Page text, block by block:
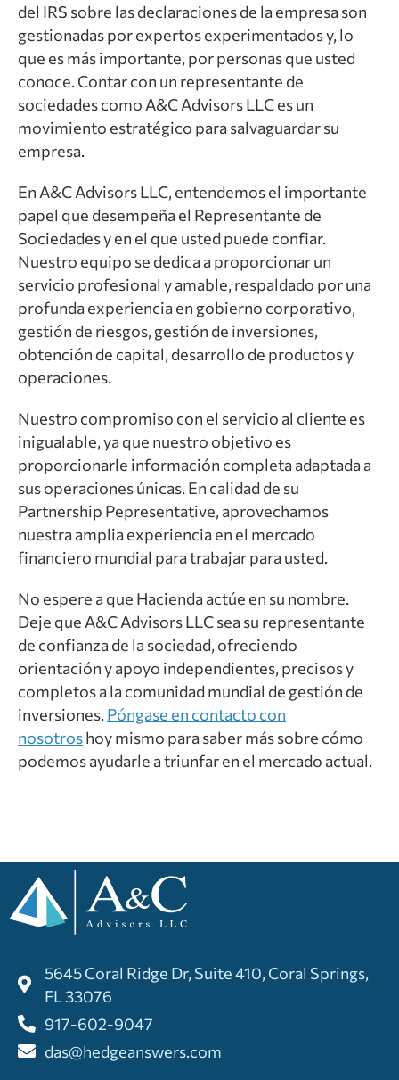
del IRS sobre las declaraciones de la empresa son
gestionadas por expertos experimentados y, lo
que es más importante, por personas que usted
conoce. Contar con un representante de
sociedades como A&C Advisors LLC es un
movimiento estratégico para salvaguardar su
empresa.
En A&C Advisors LLC, entendemos el importante
papel que desempeña el Representante de
Sociedades y en el que usted puede confiar.
Nuestro equipo se dedica a proporcionar un
servicio profesional y amable, respaldado por una
profunda experiencia en gobierno corporativo,
gestión de riesgos, gestión de inversiones,
obtención de capital, desarrollo de productos y
operaciones.
Nuestro compromiso con el servicio al cliente es
inigualable, ya que nuestro objetivo es
proporcionarle información completa adaptada a
sus operaciones únicas. En calidad de su
Partnership Pepresentative, aprovechamos
nuestra amplia experiencia en el mercado
financiero mundial para trabajar para usted.
No espere a que Hacienda actúe en su nombre.
Deje que A&C Advisors LLC sea su representante
de confianza de la sociedad, ofreciendo
orientación y apoyo independientes, precisos y
completos a la comunidad mundial de gestión de
inversiones.Póngase en contacto con
nosotroshoy mismo para saber más sobre cómo
podemos ayudarle a triunfar en el mercado actual.
5645 Coral Ridge Dr, Suite 410, Coral Springs,
FL 33076
917-602-9047
das@hedgeanswers.com